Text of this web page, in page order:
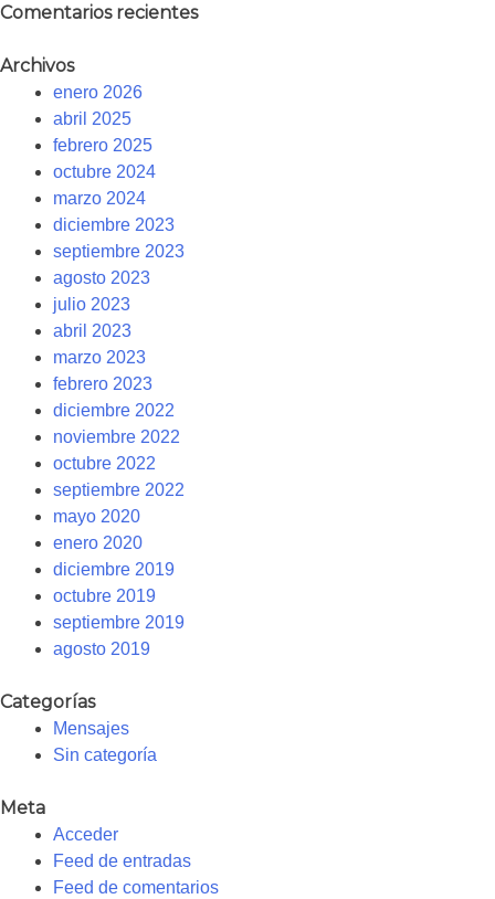
Comentarios recientes
Archivos
enero 2026
abril 2025
febrero 2025
octubre 2024
marzo 2024
diciembre 2023
septiembre 2023
agosto 2023
julio 2023
abril 2023
marzo 2023
febrero 2023
diciembre 2022
noviembre 2022
octubre 2022
septiembre 2022
mayo 2020
enero 2020
diciembre 2019
octubre 2019
septiembre 2019
agosto 2019
Categorías
Mensajes
Sin categoría
Meta
Acceder
Feed de entradas
Feed de comentarios